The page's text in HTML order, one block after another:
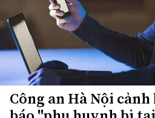
Công an Hà Nội